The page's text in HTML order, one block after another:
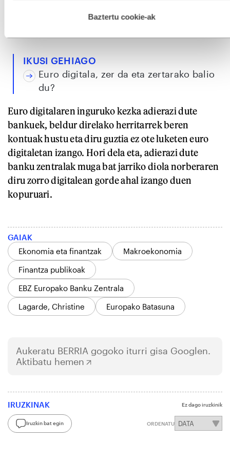
esplizitua ematen diguzu.Gehiago irakurri
Baztertu cookie-ak
Bizum, Paylib eta antzeko beste sistemek ez bezala,
eurogune osoan erabili ahal izango litzateke,
IKUSI GEHIAGO
Euro digitala, zer da eta zertarako balio
du?
Euro digitalaren inguruko kezka adierazi dute
bankuek, beldur direlako herritarrek beren
kontuak hustu eta diru guztia ez ote luketen euro
digitaletan izango. Hori dela eta, adierazi dute
banku zentralak muga bat jarriko diola norberaren
diru zorro digitalean gorde ahal izango duen
kopuruari.
GAIAK
Ekonomia eta finantzak
Makroekonomia
Finantza publikoak
EBZ Europako Banku Zentrala
Lagarde, Christine
Europako Batasuna
Aukeratu BERRIA gogoko iturri gisa Googlen.
Aktibatu hemen
IRUZKINAK Ez dago iruzkinik
Iruzkin bat egin ORDENATU